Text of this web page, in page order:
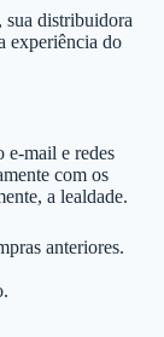
sua distribuidora
experiência do
e-mail e redes
com os
a lealdade.
anteriores.